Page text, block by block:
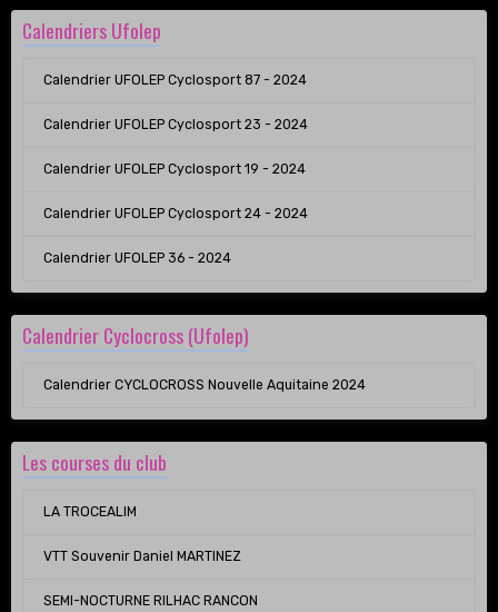
Calendriers Ufolep
Calendrier UFOLEP Cyclosport 87 - 2024
Calendrier UFOLEP Cyclosport 23 - 2024
Calendrier UFOLEP Cyclosport 19 - 2024
Calendrier UFOLEP Cyclosport 24 - 2024
Calendrier UFOLEP 36 - 2024
Calendrier Cyclocross (Ufolep)
Calendrier CYCLOCROSS Nouvelle Aquitaine 2024
Les courses du club
LA TROCEALIM
VTT Souvenir Daniel MARTINEZ
SEMI-NOCTURNE RILHAC RANCON